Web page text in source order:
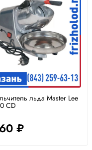
льда Master Lee
CD
₽